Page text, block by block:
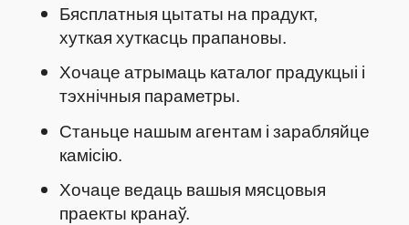
Бясплатныя цытаты на прадукт,
хуткая хуткасць прапановы.
Хочаце атрымаць каталог прадукцыі і
тэхнічныя параметры.
Станьце нашым агентам і зарабляйце
камісію.
Хочаце ведаць вашыя мясцовыя
праекты кранаў.